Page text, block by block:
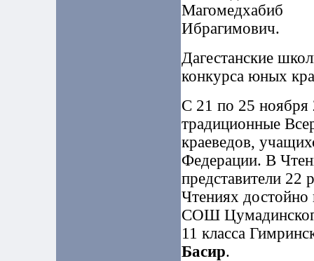
Дагестанские
конкурса юных
С 21 по 25 ноября
традиционные
краеведов,
Федерации. В
представители 22
Чтениях достойно
СОШ
11 класса
Басир.